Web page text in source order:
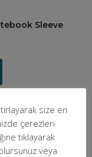
Sleeve
size en
çerezleri
tıklayarak
veya